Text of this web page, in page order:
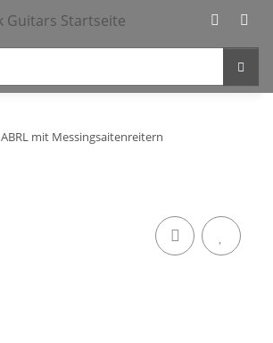
ABRL mit Messingsaitenreitern